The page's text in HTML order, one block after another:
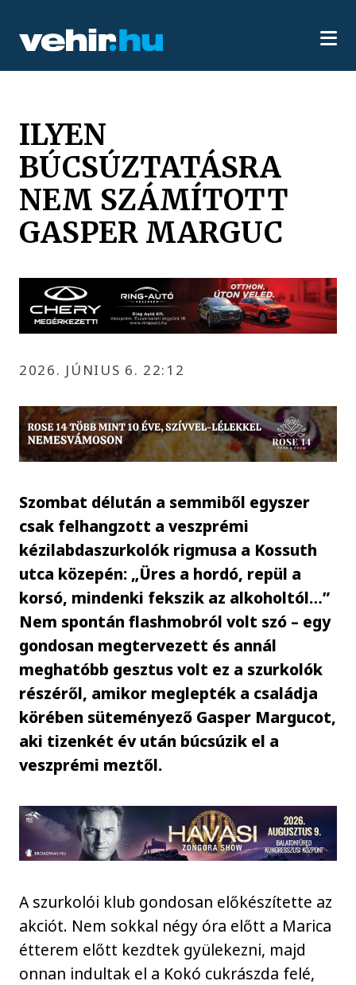
ILYEN
BÚCSÚZTATÁSRA
NEM SZÁMÍTOTT
GASPER MARGUC
2026. JÚNIUS 6. 22:12
Szombat délután a semmiből egyszer
csak felhangzott a veszprémi
kézilabdaszurkolók rigmusa a Kossuth
utca közepén: „Üres a hordó, repül a
korsó, mindenki fekszik az alkoholtól…”
Nem spontán flashmobról volt szó – egy
gondosan megtervezett és annál
meghatóbb gesztus volt ez a szurkolók
részéről, amikor meglepték a családja
körében süteményező Gasper Margucot,
aki tizenkét év után búcsúzik el a
veszprémi meztől.
A szurkolói klub gondosan előkészítette az
akciót. Nem sokkal négy óra előtt a Marica
étterem előtt kezdtek gyülekezni, majd
onnan indultak el a Kokó cukrászda felé,